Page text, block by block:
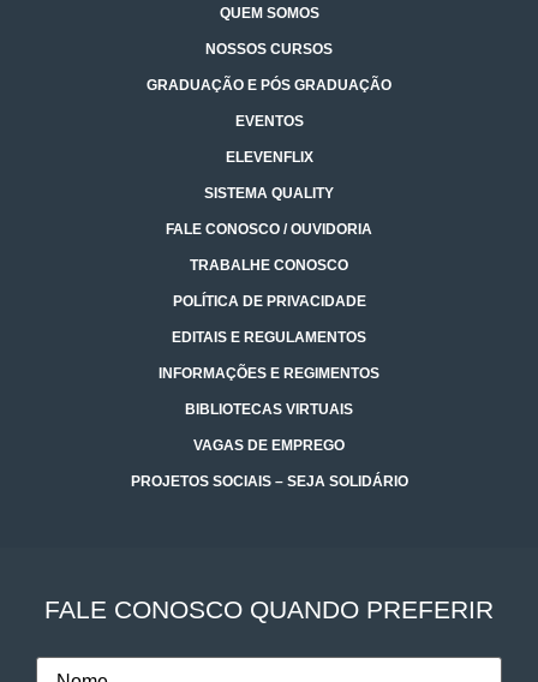
QUEM SOMOS
NOSSOS CURSOS
GRADUAÇÃO E PÓS GRADUAÇÃO
EVENTOS
ELEVENFLIX
SISTEMA QUALITY
FALE CONOSCO / OUVIDORIA
TRABALHE CONOSCO
POLÍTICA DE PRIVACIDADE
EDITAIS E REGULAMENTOS
INFORMAÇÕES E REGIMENTOS
BIBLIOTECAS VIRTUAIS
VAGAS DE EMPREGO
PROJETOS SOCIAIS – SEJA SOLIDÁRIO
FALE CONOSCO QUANDO PREFERIR